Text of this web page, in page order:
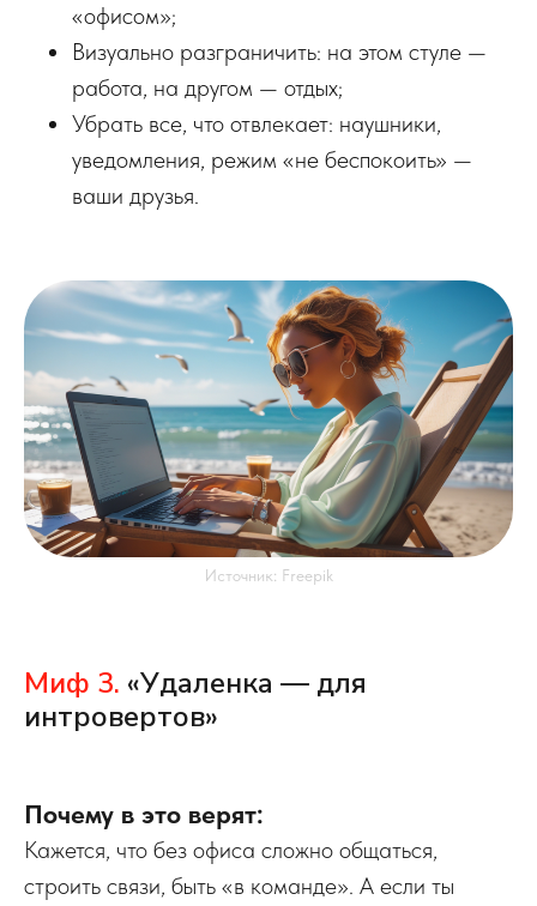
«офисом»;
Визуально разграничить: на этом стуле —
работа, на другом — отдых;
Убрать все, что отвлекает: наушники,
уведомления, режим «не беспокоить» —
ваши друзья.
Источник: Freepik
Миф 3. «Удаленка — для
интровертов»
Почему в это верят:
Кажется, что без офиса сложно общаться,
строить связи, быть «в команде». А если ты